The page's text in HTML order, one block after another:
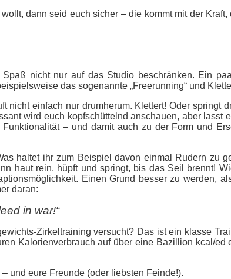
dann seid euch sicher – die kommt mit der Kraft,
nicht nur auf das Studio beschränken. Ein
das sogenannte „Freerunning“ und
nicht einfach nur drumherum. Klettert! Oder springt
wird euch kopfschüttelnd anschauen, aber
– und damit auch zu der Form und
haltet ihr zum Beispiel davon einmal Rudern zu
haut rein, hüpft und springt, bis das Seil brennt!
Einen Grund besser zu werden,
daran:
in war!“
Zirkeltraining versucht? Das ist ein klasse
Kalorienverbrauch auf über eine Bazillion kcal/
und eure Freunde (oder liebsten Feinde!).